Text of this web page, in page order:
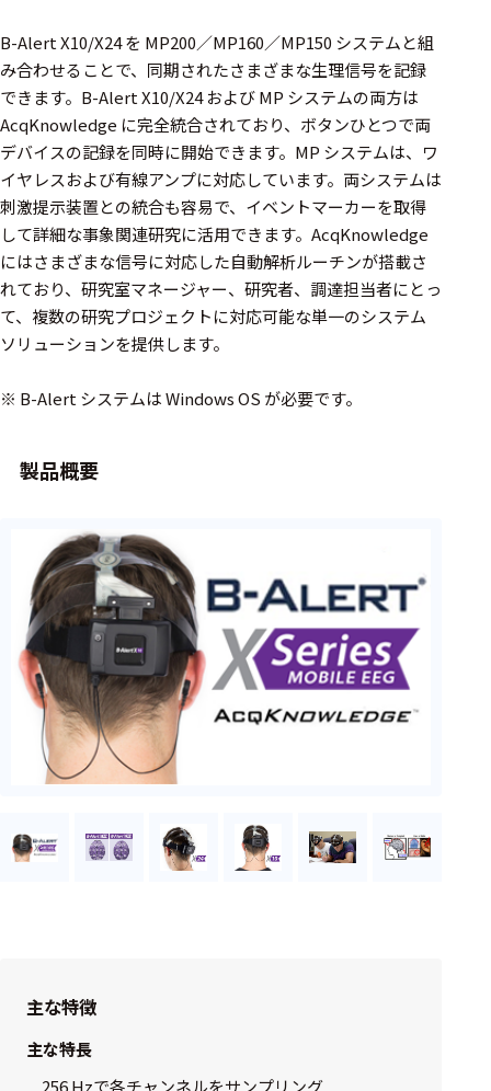
リード線
インター
フェース
テレメー
タ
スイッチ
センサ・信号処
理関連
信号処理
センサ
フィルタ
ソフトウ
ェア
測定・計測関連
機器
握力計
ゴニオメ
アイトラ
ッキング
トランス
デューサ
B-Alert X10/X24 を MP200／MP160／MP150 システムと組
み合わせることで、同期されたさまざまな生理信号を記録
できます。B-Alert X10/X24 および MP システムの両方は
AcqKnowledge に完全統合されており、ボタンひとつで両
デバイスの記録を同時に開始できます。MP システムは、ワ
イヤレスおよび有線アンプに対応しています。両システムは
刺激提示装置との統合も容易で、イベントマーカーを取得
して詳細な事象関連研究に活用できます。AcqKnowledge
にはさまざまな信号に対応した自動解析ルーチンが搭載さ
れており、研究室マネージャー、研究者、調達担当者にとっ
て、複数の研究プロジェクトに対応可能な単一のシステム
ソリューションを提供します。
※ B-Alert システムは Windows OS が必要です。
製品概要
主な特徴
主な特長
256 Hzで各チャンネルをサンプリング